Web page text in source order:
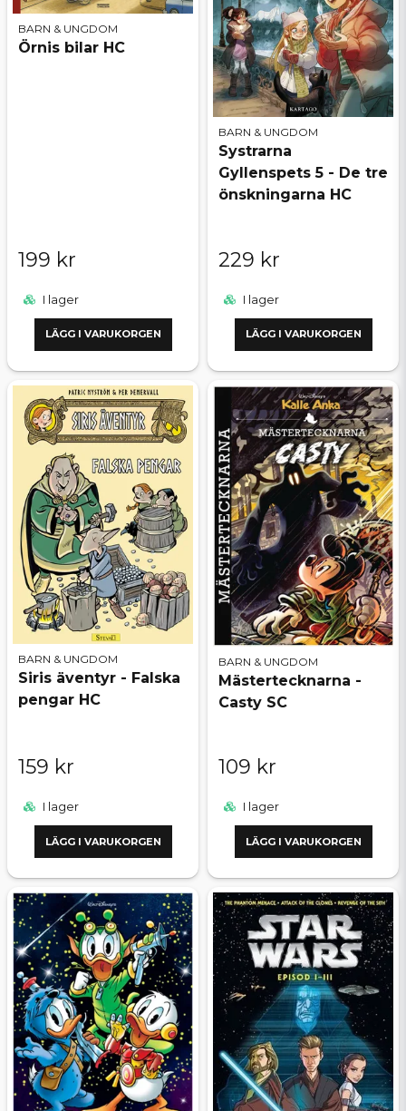
BARN & UNGDOM
Örnis bilar HC
199 kr
I lager
LÄGG I VARUKORGEN
BARN & UNGDOM
Systrarna
Gyllenspets 5 - De tre
önskningarna HC
229 kr
I lager
LÄGG I VARUKORGEN
BARN & UNGDOM
Siris äventyr - Falska
pengar HC
159 kr
I lager
LÄGG I VARUKORGEN
BARN & UNGDOM
Mästertecknarna -
Casty SC
109 kr
I lager
LÄGG I VARUKORGEN